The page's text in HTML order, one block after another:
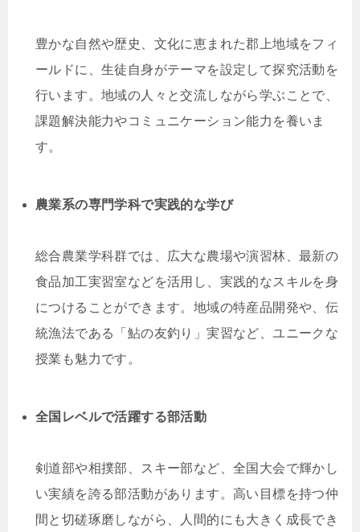
豊かな自然や歴史、文化に恵まれた郡上地域をフィ
ールドに、生徒自身がテーマを設定して探究活動を
行います。地域の人々と交流しながら学ぶことで、
課題解決能力やコミュニケーション能力を養いま
す。
農業系の専門学科で実践的な学び
総合農業学科群では、広大な農場や演習林、最新の
食品加工実習室などを活用し、実践的なスキルを身
につけることができます。地域の特産品開発や、伝
統漁法である「鮎の友釣り」実習など、ユニークな
授業も魅力です。
全国レベルで活躍する部活動
剣道部や相撲部、スキー部など、全国大会で輝かし
い実績を誇る部活動があります。高い目標を持つ仲
間と切磋琢磨しながら、人間的にも大きく成長でき